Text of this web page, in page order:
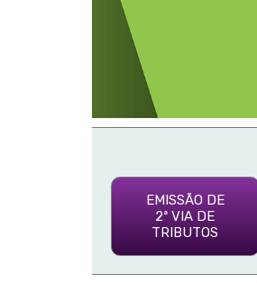
EMISSÃO DE
2ª VIA DE
TRIBUTOS